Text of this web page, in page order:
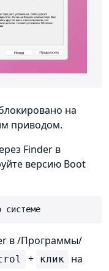
на
приводом.
Finder в
версию Boot
системе
в /Программы/
+ клик
на